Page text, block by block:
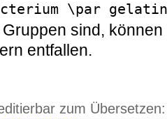
\par
sind,
entfallen.
zum Übersetzen: